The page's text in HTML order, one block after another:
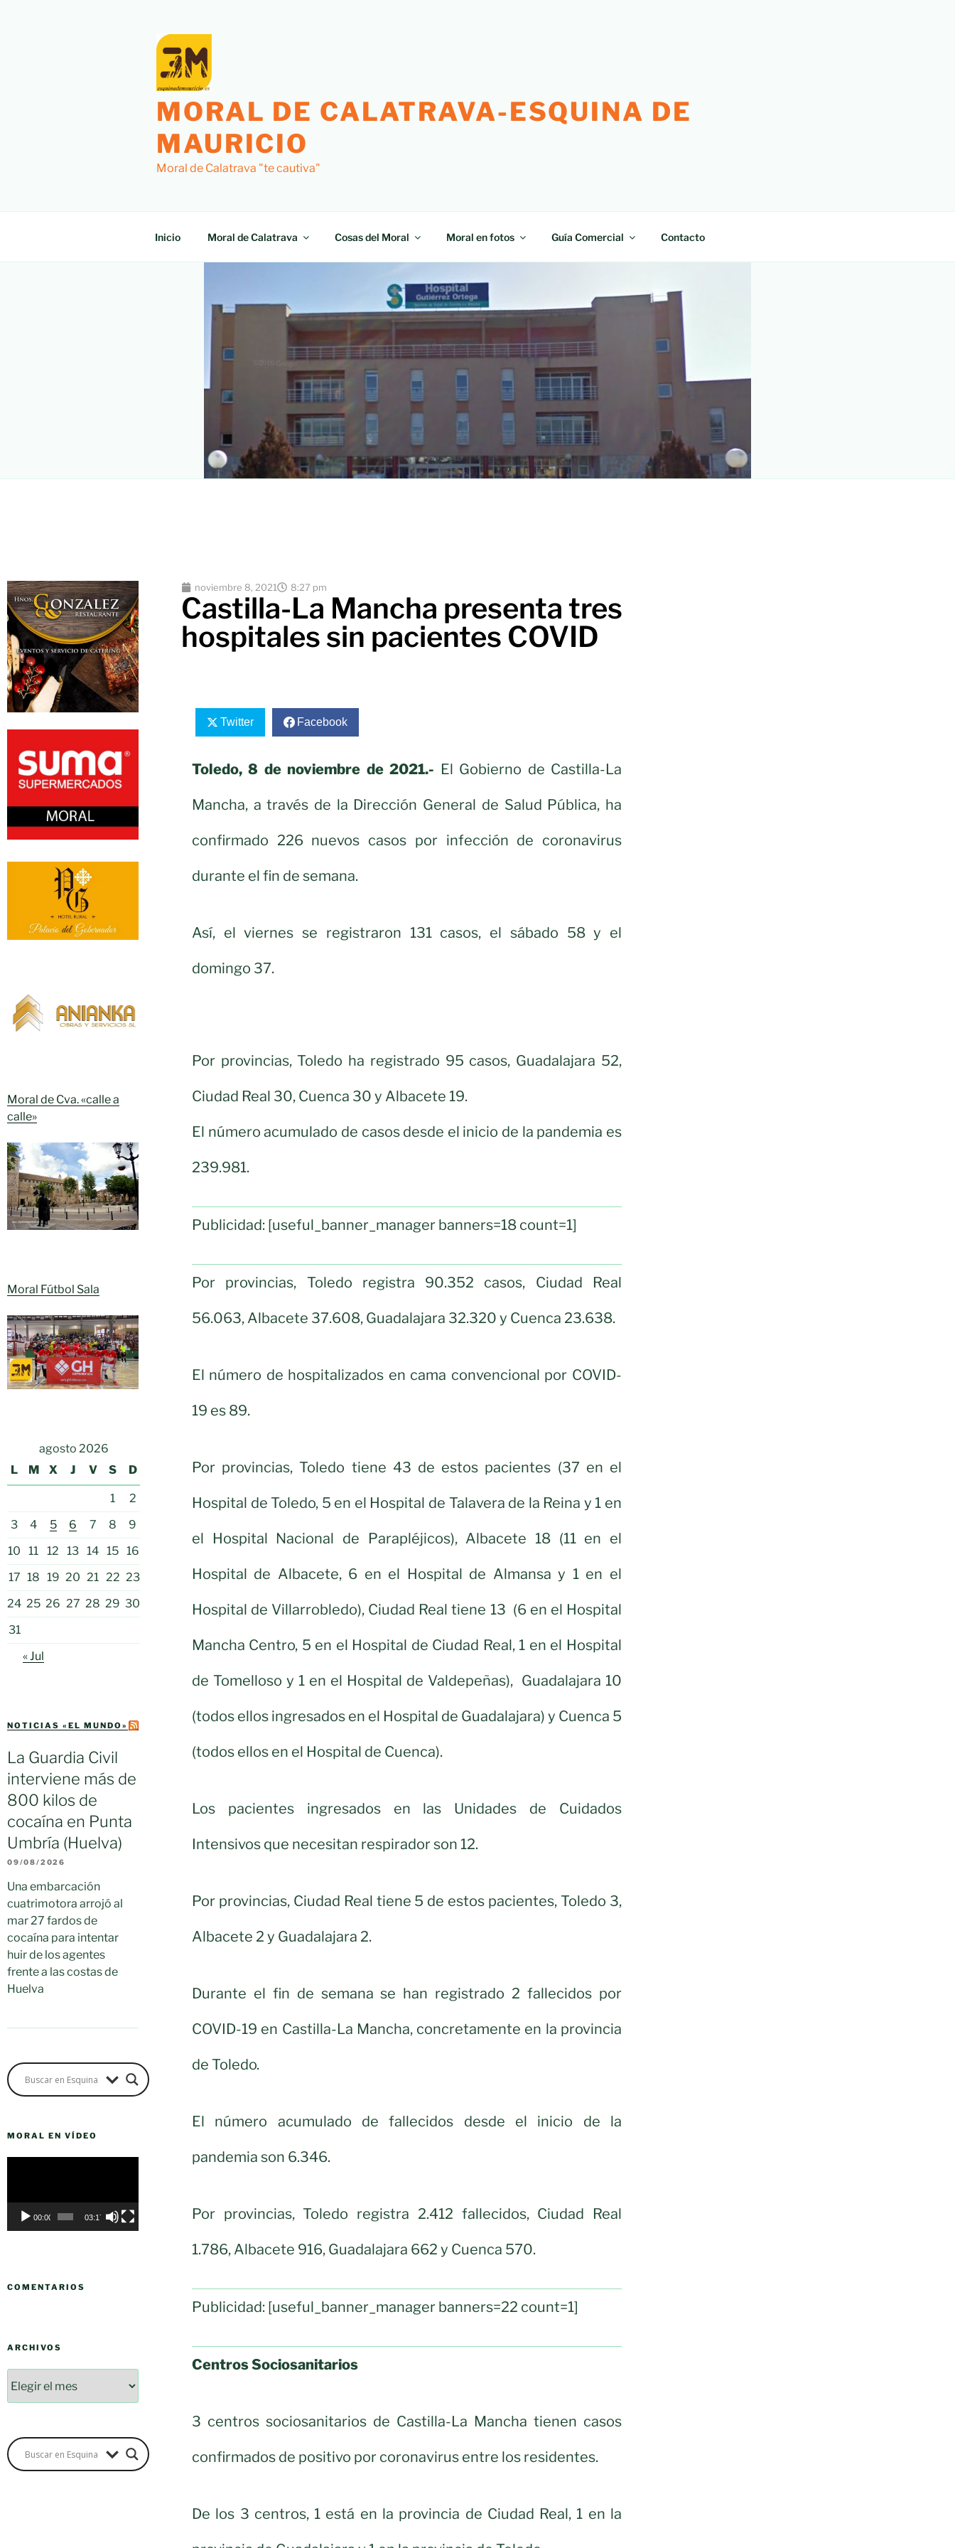
MORAL DE CALATRAVA-ESQUINA DE
MAURICIO
Moral de Calatrava "te cautiva"
Inicio Moral de Calatrava Cosas del Moral Moral en fotos Guía Comercial Contacto
Moral de Cva. «calle a
calle»
Moral Fútbol Sala
agosto 2026
L
M X J V S D
1
2
3
4 5 6 7 8
9
10
11 12 13 14 15 16
17 18 19 20 21 22 23
24 25 26 27 28 29 30
31
« Jul
NOTICIAS «EL MUNDO»
La Guardia Civil
interviene más de
800 kilos de
cocaína en Punta
Umbría (Huelva)
09/08/2026
Una embarcación
cuatrimotora arrojó al
mar 27 fardos de
cocaína para intentar
huir de los agentes
frente a las costas de
Huelva
MORAL EN VÍDEO
00:00 03:17
COMENTARIOS
ARCHIVOS
noviembre 8, 2021 8:27 pm
Castilla-La Mancha presenta tres
hospitales sin pacientes COVID
Twitter Facebook
Toledo, 8 de noviembre de 2021.- El Gobierno de Castilla-La
Mancha, a través de la Dirección General de Salud Pública, ha
confirmado 226 nuevos casos por infección de coronavirus
durante el fin de semana.
Así, el viernes se registraron 131 casos, el sábado 58 y el
domingo 37.
Por provincias, Toledo ha registrado 95 casos, Guadalajara 52,
Ciudad Real 30, Cuenca 30 y Albacete 19.
El número acumulado de casos desde el inicio de la pandemia es
239.981.
Publicidad: [useful_banner_manager banners=18 count=1]
Por provincias, Toledo registra 90.352 casos, Ciudad Real
56.063, Albacete 37.608, Guadalajara 32.320 y Cuenca 23.638.
El número de hospitalizados en cama convencional por COVID-
19 es 89.
Por provincias, Toledo tiene 43 de estos pacientes (37 en el
Hospital de Toledo, 5 en el Hospital de Talavera de la Reina y 1 en
el Hospital Nacional de Parapléjicos), Albacete 18 (11 en el
Hospital de Albacete, 6 en el Hospital de Almansa y 1 en el
Hospital de Villarrobledo), Ciudad Real tiene 13 (6 en el Hospital
Mancha Centro, 5 en el Hospital de Ciudad Real, 1 en el Hospital
de Tomelloso y 1 en el Hospital de Valdepeñas), Guadalajara 10
(todos ellos ingresados en el Hospital de Guadalajara) y Cuenca 5
(todos ellos en el Hospital de Cuenca).
Los pacientes ingresados en las Unidades de Cuidados
Intensivos que necesitan respirador son 12.
Por provincias, Ciudad Real tiene 5 de estos pacientes, Toledo 3,
Albacete 2 y Guadalajara 2.
Durante el fin de semana se han registrado 2 fallecidos por
COVID-19 en Castilla-La Mancha, concretamente en la provincia
de Toledo.
El número acumulado de fallecidos desde el inicio de la
pandemia son 6.346.
Por provincias, Toledo registra 2.412 fallecidos, Ciudad Real
1.786, Albacete 916, Guadalajara 662 y Cuenca 570.
Publicidad: [useful_banner_manager banners=22 count=1]
Centros Sociosanitarios
3 centros sociosanitarios de Castilla-La Mancha tienen casos
confirmados de positivo por coronavirus entre los residentes.
De los 3 centros, 1 está en la provincia de Ciudad Real, 1 en la